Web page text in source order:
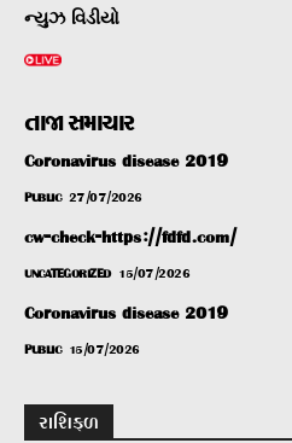
ન્યુઝ વિડીયો
તાજા સમાચાર
Coronavirus disease 2019
PUBLIC 27/07/2026
cw-check-https://fdfd.com/
UNCATEGORIZED 15/07/2026
Coronavirus disease 2019
PUBLIC 15/07/2026
રાશિફળ